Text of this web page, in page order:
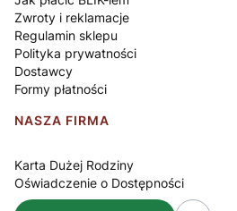
Zwroty i reklamacje
Regulamin sklepu
Polityka prywatności
Dostawcy
Formy płatności
NASZA FIRMA
Karta Dużej Rodziny
Oświadczenie o Dostępności
O nas